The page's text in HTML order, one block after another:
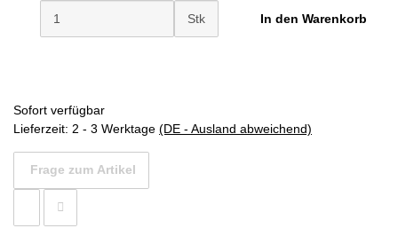
Stk In den Warenkorb
Sofort verfügbar
Lieferzeit: 2 - 3 Werktage (DE - Ausland abweichend)
Frage zum Artikel